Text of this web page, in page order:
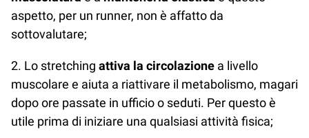
aspetto, per un runner, non è affatto da
sottovalutare;
2. Lo stretching attiva la circolazione a livello
muscolare e aiuta a riattivare il metabolismo, magari
dopo ore passate in ufficio o seduti. Per questo è
utile prima di iniziare una qualsiasi attività fisica;